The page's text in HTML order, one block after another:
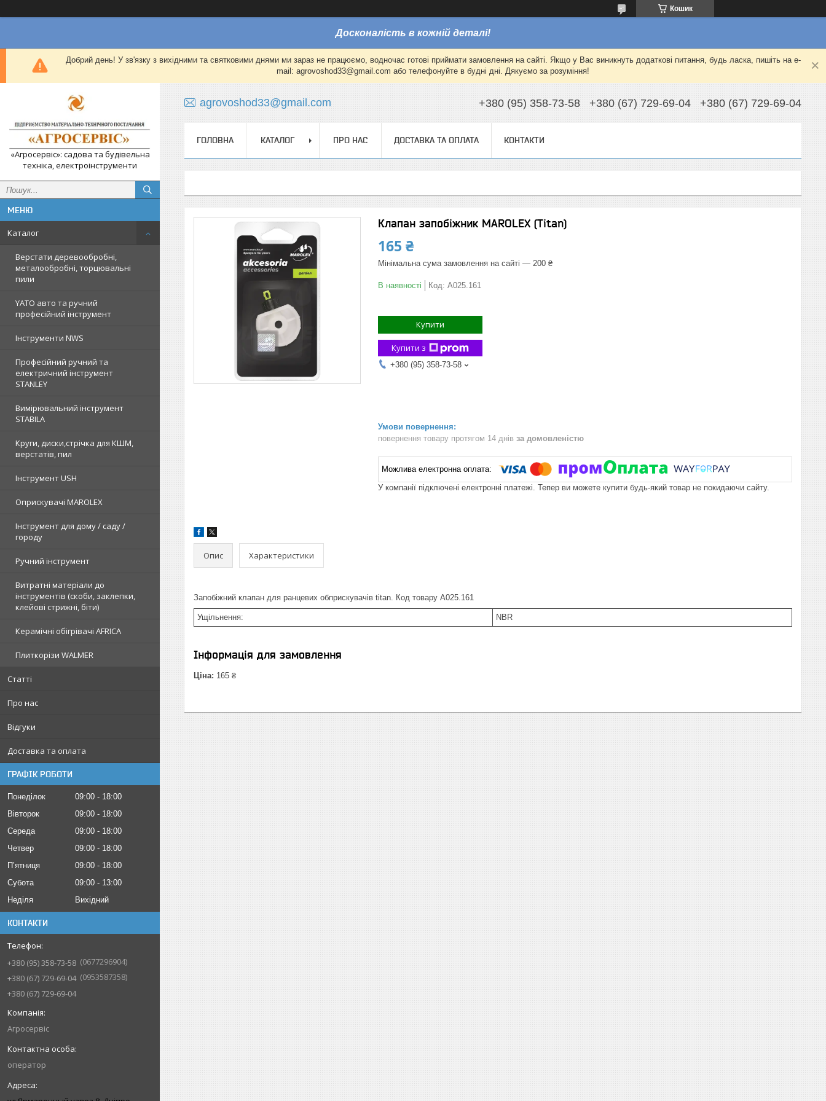
Кошик
Досконалість в кожній деталі!
Добрий день! У зв'язку з вихідними та святковими днями ми зараз не працюємо, водночас готові приймати замовлення на сайті. Якщо у Вас виникнуть додаткові питання, будь ласка, пишіть на e-
mail: agrovoshod33@gmail.com або телефонуйте в будні дні. Дякуємо за розуміння!
«Агросервіс»: садова та будівельна
техніка, електроінструменти
Каталог
Верстати деревообробні,
металообробні, торцювальні
пили
YATO авто та ручний
професійний інструмент
Інструменти NWS
Професійний ручний та
електричний інструмент
STANLEY
Вимірювальний інструмент
STABILA
Круги, диски,стрічка для КШМ,
верстатів, пил
Інструмент USH
Оприскувачі MAROLEX
Інструмент для дому / саду /
городу
Ручний інструмент
Витратні матеріали до
інструментів (скоби, заклепки,
клейові стрижні, біти)
Керамічні обігрівачі AFRICA
Плиткорізи WALMER
Статті
Про нас
Відгуки
Доставка та оплата
ГРАФІК РОБОТИ
Понеділок 09:00
18:00
Вівторок
09:00
18:00
Середа
09:00
18:00
Четвер
09:00
18:00
Пʼятниця
09:00
18:00
Субота
09:00
13:00
Неділя
Вихідний
КОНТАКТИ
+380 (95) 358-73-58
0677296904
+380 (67) 729-69-04
0953587358
+380 (67) 729-69-04
Агросервіс
оператор
agrovoshod33@gmail.com +380 (95) 358-73-58 +380 (67) 729-69-04 +380 (67) 729-69-04
ГОЛОВНА КАТАЛОГ ПРО НАС ДОСТАВКА ТА ОПЛАТА КОНТАКТИ
Клапан запобіжник MAROLEX (Titan)
165 ₴
Мінімальна сума замовлення на сайті — 200 ₴
В наявності Код: A025.161
Купити
Купити з
+380 (95) 358-73-58
повернення товару протягом 14 днів за домовленістю
У компанії підключені електронні платежі. Тепер ви можете купити будь-який товар не покидаючи сайту.
Опис Характеристики
Запобіжний клапан для ранцевих обприскувачів titan. Код товару A025.161
Ущільнення: NBR
Інформація для замовлення
Ціна: 165 ₴